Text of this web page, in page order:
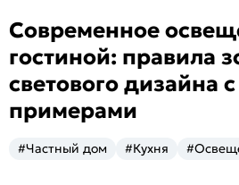
Современное
гостиной: правила
светового дизайна
примерами
#Частный дом #Кухня